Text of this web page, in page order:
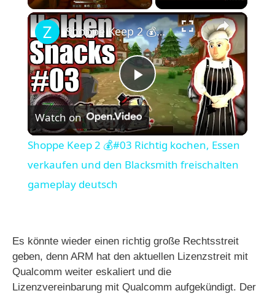
Unmute ×
P
l
a
V
i
Shoppe Keep 2 💰#03 Richtig kochen, Essen verkaufen und den Blacksmith freischalten gameplay deutsch
Watch on
Shoppe Keep 2 💰#03 Richtig kochen, Essen
verkaufen und den Blacksmith freischalten
gameplay deutsch
Es könnte wieder einen richtig große Rechtsstreit
geben, denn ARM hat den aktuellen Lizenzstreit mit
Qualcomm weiter eskaliert und die
Lizenzvereinbarung mit Qualcomm aufgekündigt. Der